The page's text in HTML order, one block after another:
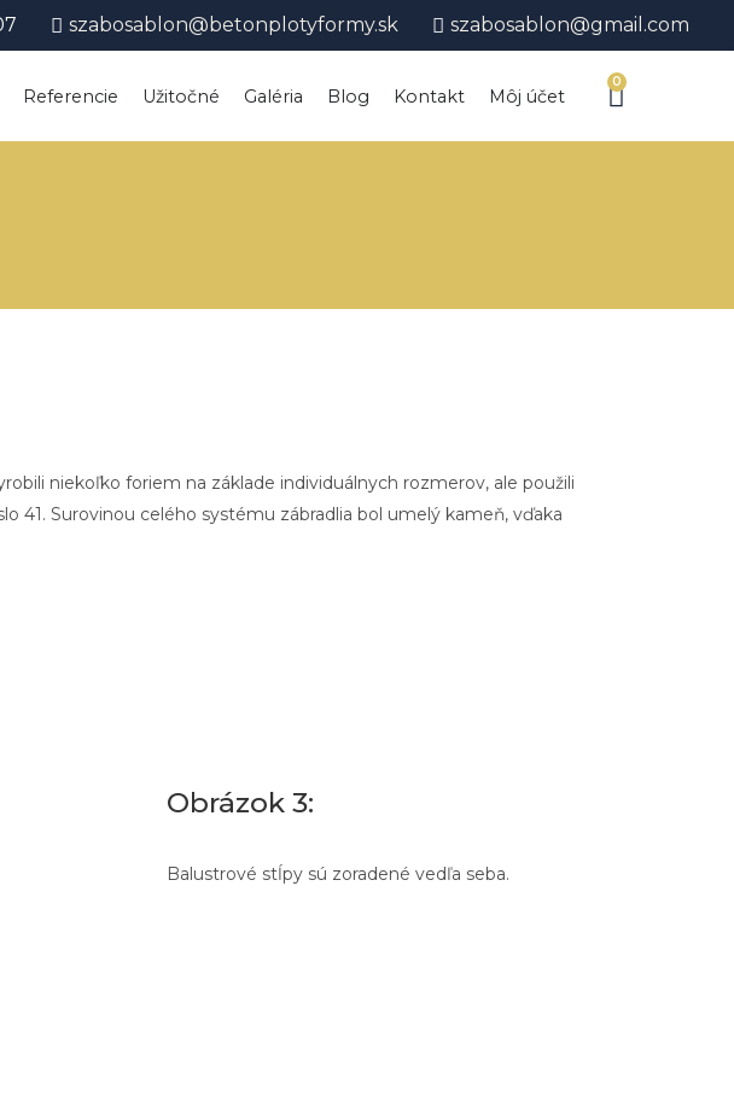
szabosablon@betonplotyformy.sk szabosablon@gmail.com
Referencie Užitočné Galéria Blog Kontakt Môj účet
0 Cart
niekoľko foriem na základe individuálnych rozmerov, ale použili
41. Surovinou celého systému zábradlia bol umelý kameň, vďaka
Obrázok 3:
Balustrové stĺpy sú zoradené vedľa seba.